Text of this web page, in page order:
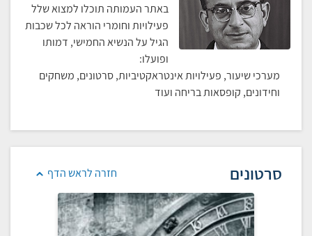
באתר העמותה תוכלו למצוא שלל
פעילויות וחומרי הוראה לכל שכבות
הגיל על הנשיא החמישי, דמותו
ופועלו:
מערכי שיעור, פעילויות אינטראקטיביות, סרטונים, משחקים
וחידונים, קופסאות בריחה ועוד
חזרה לראש הדף סרטונים